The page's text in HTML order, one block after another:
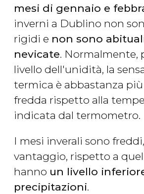
mesi di gennaio e
inverni a Dublino non
rigidi e non sono
nevicate. Normalmente,
livello dell'unidità, la
termica è abbastanza più
fredda rispetto alla
indicata dal termometro.
I mesi inverali sono
vantaggio, rispetto a
hanno un livello
precipitazioni.